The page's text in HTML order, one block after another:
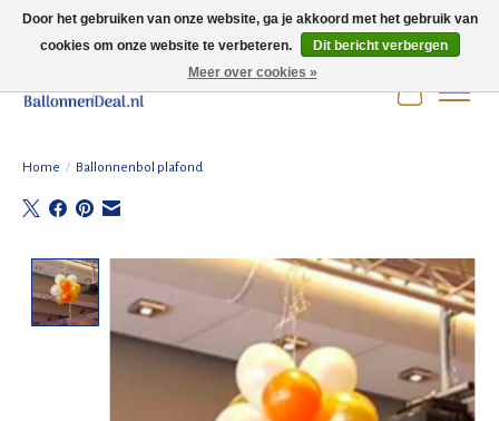
Wij zijn gesloten t/m 3 augustus i.v.m. de zomervakantie.
Home / Ballonnenbol plafond
Product image slideshow Items
Door het gebruiken van onze website, ga je akkoord met het gebruik van
cookies om onze website te verbeteren.
Dit bericht verbergen
Meer over cookies »